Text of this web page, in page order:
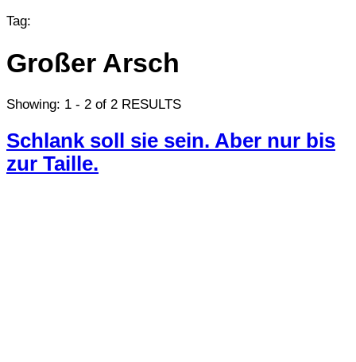
Tag:
Großer Arsch
Showing: 1 - 2 of 2 RESULTS
Schlank soll sie sein. Aber nur bis
zur Taille.